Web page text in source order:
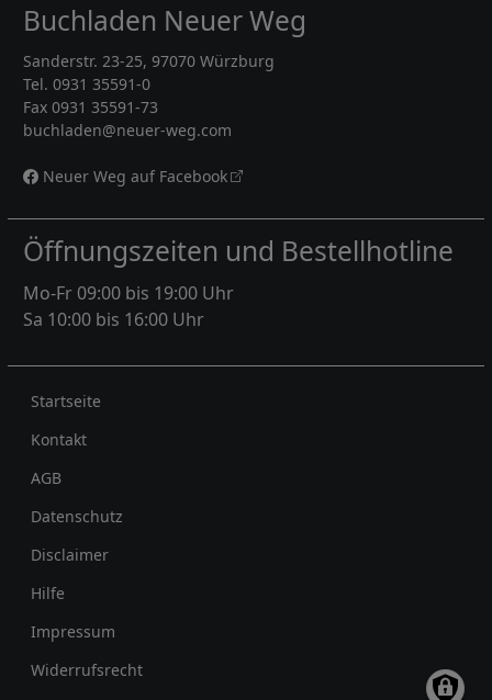
Buchladen Neuer Weg
Sanderstr. 23-25, 97070 Würzburg
Tel. 0931 35591-0
Fax 0931 35591-73
buchladen@neuer-weg.com
Neuer Weg auf Facebook
Öffnungszeiten und Bestellhotline
Mo-Fr 09:00 bis 19:00 Uhr
Sa 10:00 bis 16:00 Uhr
Rechtliches
Startseite
Kontakt
AGB
Datenschutz
Disclaimer
Hilfe
Impressum
Widerrufsrecht